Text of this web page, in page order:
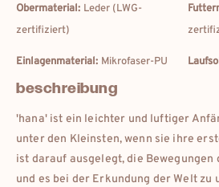
Obermaterial: Leder (LWG-
zertifiziert)
Einlagenmaterial: Mikrofaser-PU
beschreibung
'hana' ist ein leichter und luftiger
unter den Kleinsten, wenn sie ihre
ist darauf ausgelegt, die Bewegungen
und es bei der Erkundung der Welt zu